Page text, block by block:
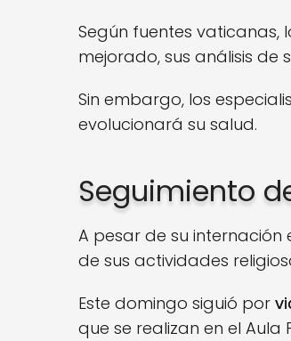
Según fuentes vaticanas,
mejorado, sus análisis de
Sin embargo, los
evolucionará su salud.
Seguimiento
A pesar de su internación
de sus actividades
Este domingo siguió por
que se realizan en el Aula